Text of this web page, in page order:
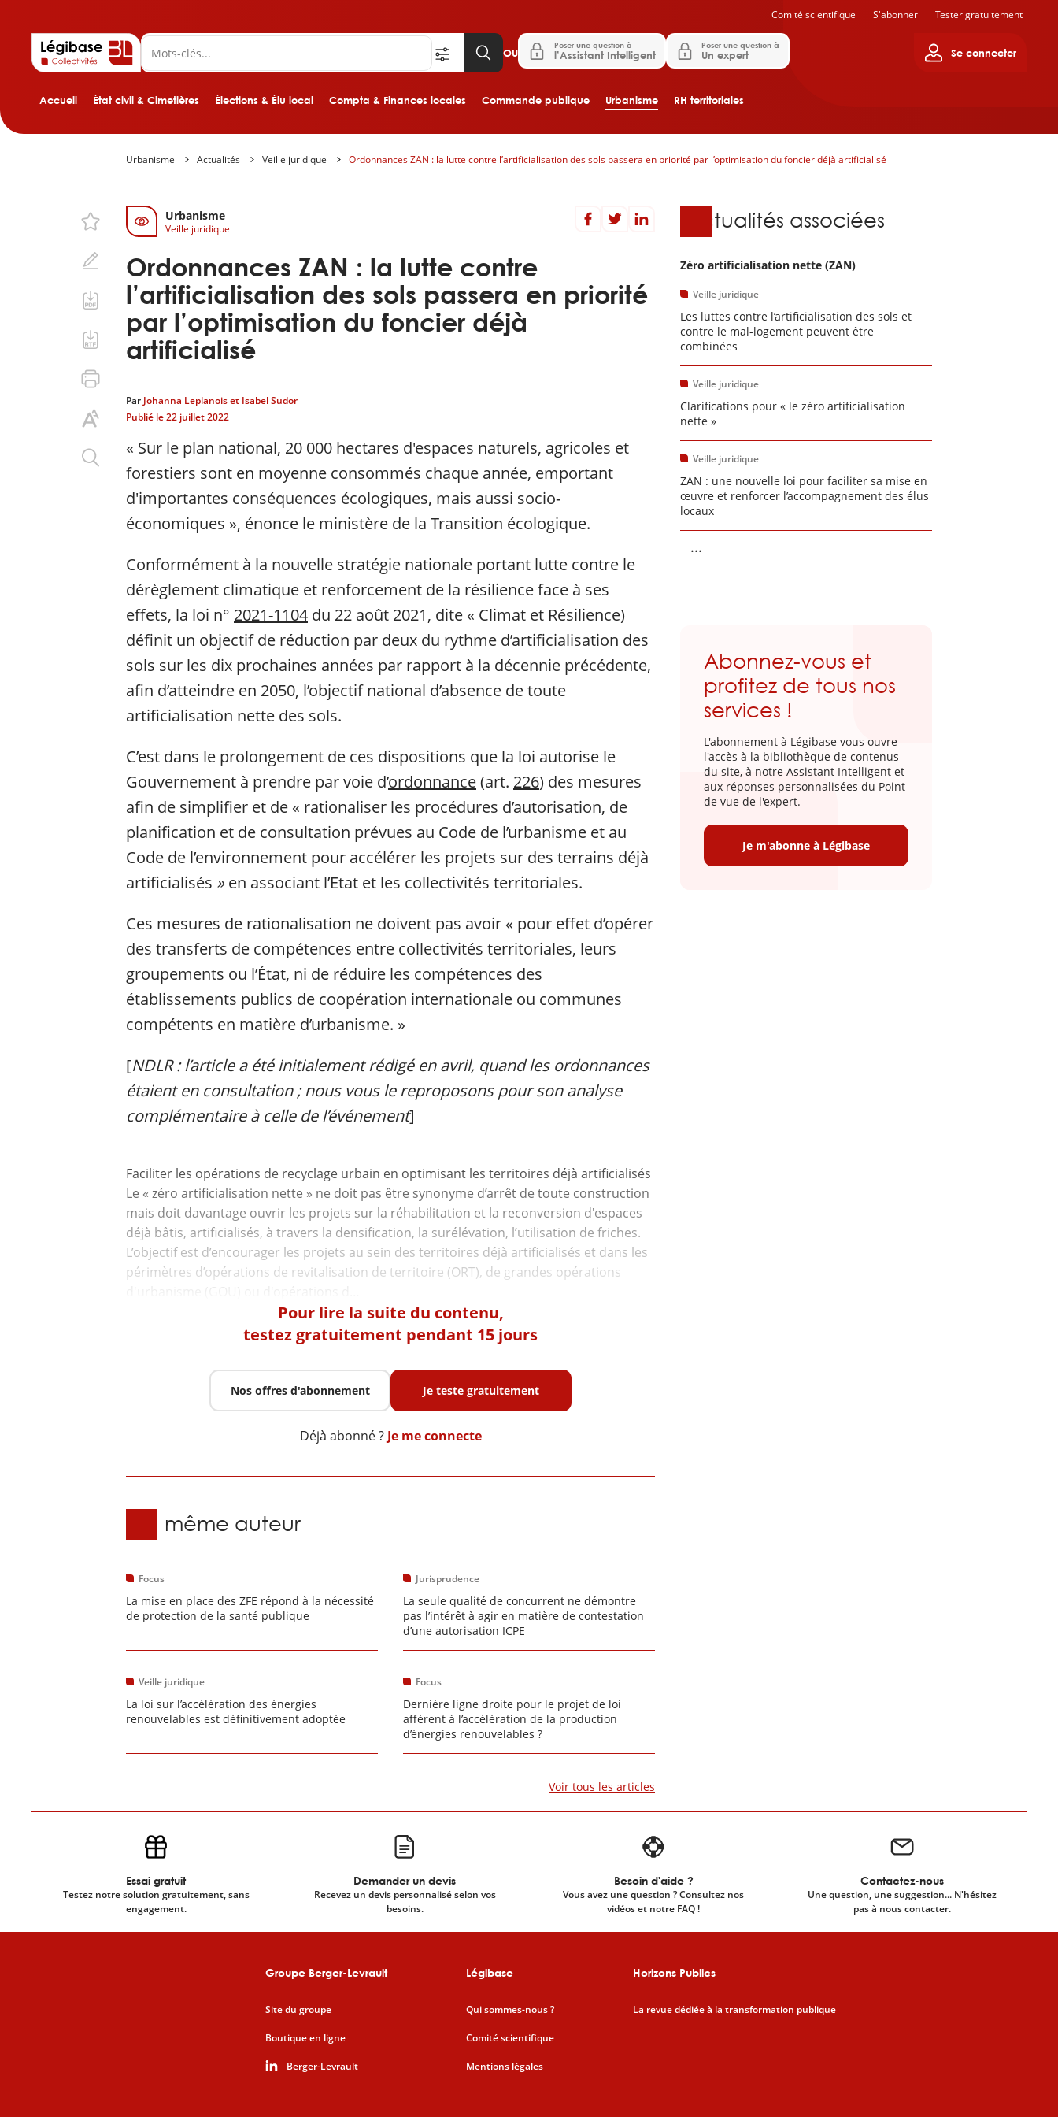
Aller au contenu principal
Accueil État civil & Cimetières Élections & Élu local Compta & Finances locales Commande publique Urbanisme RH territoriales
OU
Poser une question à
l’Assistant Intelligent
Poser une question à
Un expert Se connecter
Comité scientifique S'abonner Tester gratuitement
Urbanisme Actualités Veille juridique Ordonnances ZAN : la lutte contre l’artificialisation des sols passera en priorité par l’optimisation du foncier déjà artificialisé
Urbanisme
Veille juridique
Ordonnances ZAN : la lutte contre
l’artificialisation des sols passera en priorité
par l’optimisation du foncier déjà
artificialisé
Par Johanna Leplanois et Isabel Sudor
Publié le22 juillet 2022
« Sur le plan national, 20 000 hectares d'espaces naturels, agricoles et
forestiers sont en moyenne consommés chaque année, emportant
d'importantes conséquences écologiques, mais aussi socio-
économiques », énonce le ministère de la Transition écologique.
Conformément à la nouvelle stratégie nationale portant lutte contre le
dérèglement climatique et renforcement de la résilience face à ses
effets, la loi n° 2021-1104 du 22 août 2021, dite « Climat et Résilience)
définit un objectif de réduction par deux du rythme d’artificialisation des
sols sur les dix prochaines années par rapport à la décennie précédente,
afin d’atteindre en 2050, l’objectif national d’absence de toute
artificialisation nette des sols.
C’est dans le prolongement de ces dispositions que la loi autorise le
Gouvernement à prendre par voie d’ordonnance(art. 226) des mesures
afin de simplifier et de « rationaliser les procédures d’autorisation, de
planification et de consultation prévues au Code de l’urbanisme et au
Code de l’environnement pour accélérer les projets sur des terrains déjà
artificialisés »en associant l’Etat et les collectivités territoriales.
Ces mesures de rationalisation ne doivent pas avoir « pour effet d’opérer
des transferts de compétences entre collectivités territoriales, leurs
groupements ou l’État, ni de réduire les compétences des
établissements publics de coopération internationale ou communes
compétents en matière d’urbanisme. »
[NDLR : l’article a été initialement rédigé en avril, quand les ordonnances
étaient en consultation ; nous vous le reproposons pour son analyse
complémentaire à celle de l’événement]
Faciliter les opérations de recyclage urbain en optimisant les territoires déjà artificialisés
Le « zéro artificialisation nette » ne doit pas être synonyme d’arrêt de toute construction
mais doit davantage ouvrir les projets sur la réhabilitation et la reconversion d'espaces
déjà bâtis, artificialisés, à travers la densification, la surélévation, l’utilisation de friches.
L’objectif est d’encourager les projets au sein des territoires déjà artificialisés et dans les
périmètres d’opérations de revitalisation de territoire (ORT), de grandes opérations
Pour lire la suite du contenu,
testez gratuitement pendant 15 jours
Nos offres d'abonnement Je teste gratuitement
Déjà abonné ? Je me connecte
Du même auteur
Focus
La mise en place des ZFE répond à la nécessité
de protection de la santé publique
Jurisprudence
La seule qualité de concurrent ne démontre
pas l’intérêt à agir en matière de contestation
d’une autorisation ICPE
Veille juridique
La loi sur l’accélération des énergies
renouvelables est définitivement adoptée
Focus
Dernière ligne droite pour le projet de loi
afférent à l’accélération de la production
d’énergies renouvelables ?
Voir tous les articles
Actualités associées
Zéro artificialisation nette (ZAN)
Veille juridique
Les luttes contre l’artificialisation des sols et
contre le mal-logement peuvent être
combinées
Veille juridique
Clarifications pour « le zéro artificialisation
nette »
Veille juridique
ZAN : une nouvelle loi pour faciliter sa mise en
œuvre et renforcer l’accompagnement des élus
locaux
...
Abonnez-vous et
profitez de tous nos
services !
L'abonnement à Légibase vous ouvre
l'accès à la bibliothèque de contenus
du site, à notre Assistant Intelligent et
aux réponses personnalisées du Point
de vue de l'expert.
Je m'abonne à Légibase
Essai gratuit
Testez notre solution gratuitement, sans
engagement.
Demander un devis
Recevez un devis personnalisé selon vos
besoins.
Besoin d'aide ?
Vous avez une question ? Consultez nos
vidéos et notre FAQ !
Contactez-nous
Une question, une suggestion... N'hésitez
pas à nous contacter.
Groupe Berger-Levrault
Site du groupe
Boutique en ligne
Berger-Levrault
Légibase
Qui sommes-nous ?
Comité scientifique
Mentions légales
Horizons Publics
La revue dédiée à la transformation publique